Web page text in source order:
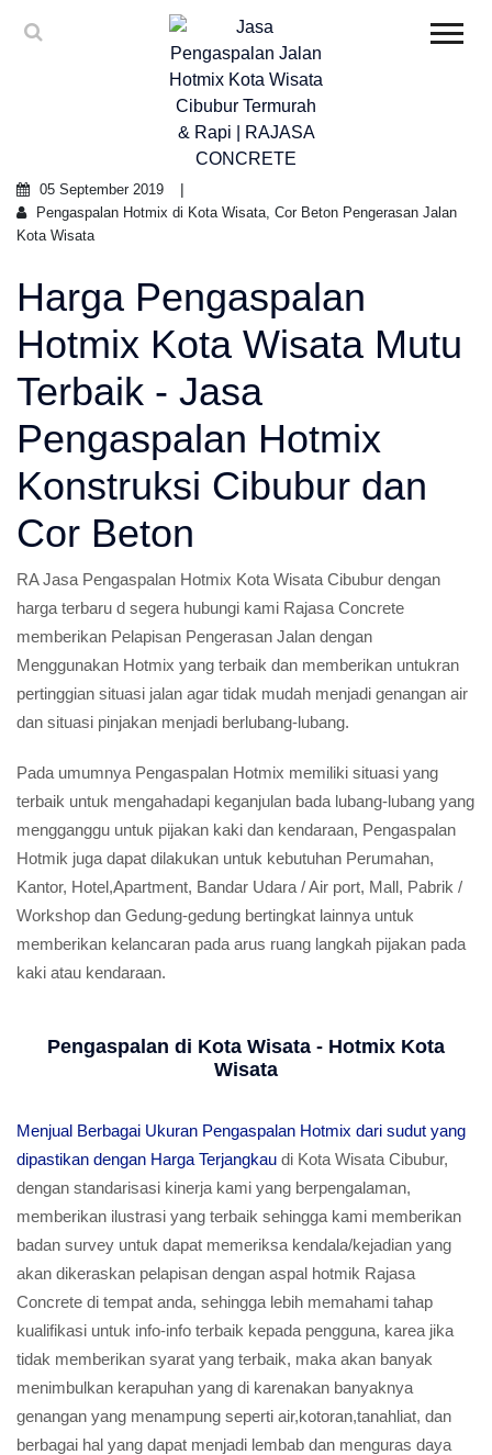
05 September 2019
Pengaspalan Hotmix di Kota Wisata, Cor Beton Pengerasan Jalan
Kota Wisata
Harga Pengaspalan
Hotmix Kota Wisata Mutu
Terbaik - Jasa
Pengaspalan Hotmix
Konstruksi Cibubur dan
Cor Beton
RA Jasa Pengaspalan Hotmix Kota Wisata Cibubur dengan
harga terbaru d segera hubungi kami Rajasa Concrete
memberikan Pelapisan Pengerasan Jalan dengan
Menggunakan Hotmix yang terbaik dan memberikan untukran
pertinggian situasi jalan agar tidak mudah menjadi genangan air
dan situasi pinjakan menjadi berlubang-lubang.
Pada umumnya Pengaspalan Hotmix memiliki situasi yang
terbaik untuk mengahadapi keganjulan bada lubang-lubang yang
mengganggu untuk pijakan kaki dan kendaraan, Pengaspalan
Hotmik juga dapat dilakukan untuk kebutuhan Perumahan,
Kantor, Hotel,Apartment, Bandar Udara / Air port, Mall, Pabrik /
Workshop dan Gedung-gedung bertingkat lainnya untuk
memberikan kelancaran pada arus ruang langkah pijakan pada
kaki atau kendaraan.
Pengaspalan di Kota Wisata - Hotmix Kota
Wisata
Menjual Berbagai Ukuran Pengaspalan Hotmix dari sudut yang
dipastikan dengan Harga Terjangkau di Kota Wisata Cibubur,
dengan standarisasi kinerja kami yang berpengalaman,
memberikan ilustrasi yang terbaik sehingga kami memberikan
badan survey untuk dapat memeriksa kendala/kejadian yang
akan dikeraskan pelapisan dengan aspal hotmik Rajasa
Concrete di tempat anda, sehingga lebih memahami tahap
kualifikasi untuk info-info terbaik kepada pengguna, karea jika
tidak memberikan syarat yang terbaik, maka akan banyak
menimbulkan kerapuhan yang di karenakan banyaknya
genangan yang menampung seperti air,kotoran,tanahliat, dan
berbagai hal yang dapat menjadi lembab dan menguras daya